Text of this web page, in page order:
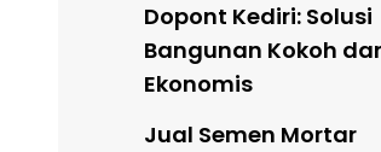
Dopont Kediri: Solusi
Bangunan Kokoh
Ekonomis
Jual Semen Mortar